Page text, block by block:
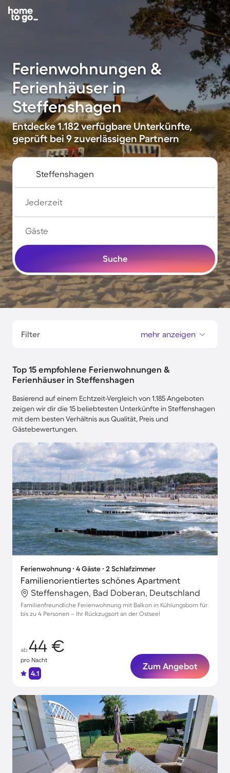
Ferienwohnungen &
Ferienhäuser in
Steffenshagen
Entdecke 1.182 verfügbare Unterkünfte,
geprüft bei 9 zuverlässigen Partnern
Jederzeit
Gäste
Suche
Filter mehr anzeigen
Top 15 empfohlene Ferienwohnungen &
Ferienhäuser in Steffenshagen
Basierend auf einem Echtzeit-Vergleich von 1.185 Angeboten
zeigen wir dir die 15 beliebtesten Unterkünfte in Steffenshagen
mit dem besten Verhältnis aus Qualität, Preis und
Gästebewertungen.
Ferienwohnung ∙ 4 Gäste ∙ 2 Schlafzimmer
Familienorientiertes schönes Apartment
Steffenshagen, Bad Doberan, Deutschland
Familienfreundliche Ferienwohnung mit Balkon in Kühlungsborn für
bis zu 4 Personen – Ihr Rückzugsort an der Ostsee!
ab 44 €
pro Nacht
4.1
Zum Angebot